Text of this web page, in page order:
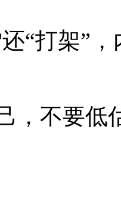
“打架”
，不要低